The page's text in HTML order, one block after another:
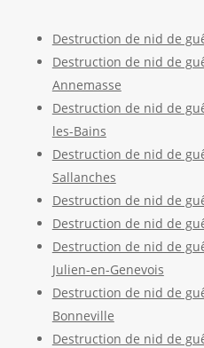
Destruction de nid de
Destruction de nid de
Annemasse
Destruction de nid de
les-Bains
Destruction de nid de
Sallanches
Destruction de nid de
Destruction de nid de
Destruction de nid de
Julien-en-Genevois
Destruction de nid de
Bonneville
Destruction de nid de